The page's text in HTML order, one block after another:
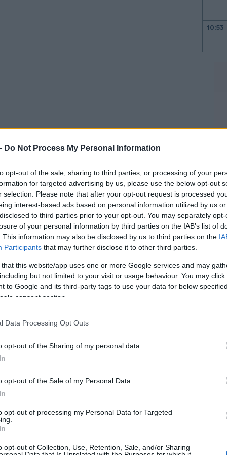
Do Not Process My Personal Information
opt-out of the sale, sharing to third parties, or processing of your
for targeted advertising by us, please use the below opt-out
selection. Please note that after your opt-out request is processed
interest-based ads based on personal information utilized by us
to third parties prior to your opt-out. You may separately
of your personal information by third parties on the IAB’s list of
This information may also be disclosed by us to third parties on the
Participants that may further disclose it to other third parties.
that this website/app uses one or more Google services and may
but not limited to your visit or usage behaviour. You may
to Google and its third-party tags to use your data for below
consent section.
Data Processing Opt Outs
opt-out of the Sharing of my personal data.
opt-out of the Sale of my Personal Data.
opt-out of processing my Personal Data for Targeted
opt-out of Collection, Use, Retention, Sale, and/or Sharing
για να διατηρηθεί σε υψηλό
στρατού και θα συνεχίσουν να είναι
ενδεχόμενη συμφωνία ειρήνης με τη
μέτρων για την ενίσχυση της
της Ουκρανίας, διαβεβαίωσε ο
Μερτς.
10:53
10:21
10:14
09:54